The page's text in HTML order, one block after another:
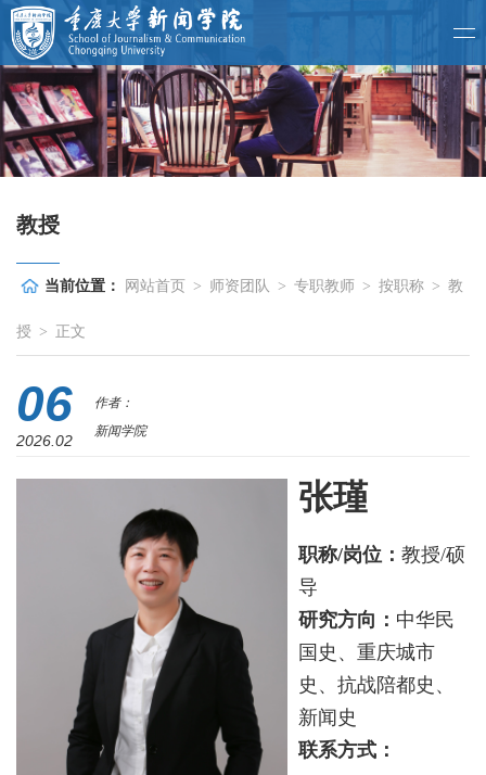
教授
当前位置： 网站首页 > 师资团队 > 专职教师 > 按职称 > 教
授 > 正文
06
2026.02
作者：
新闻学院
张瑾
职称/岗位： 教授/硕
导
研究方向： 中华民
国史、重庆城市
史、抗战陪都史、
新闻史
联系方式：